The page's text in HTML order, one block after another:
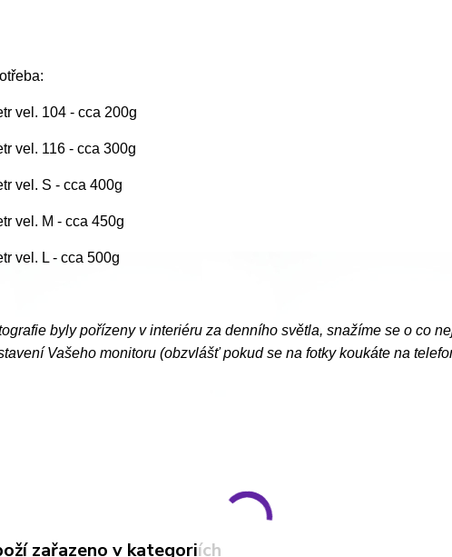
vel. 104 - cca 200g
vel. 116 - cca 300g
vel. S - cca 400g
vel. M - cca 450g
vel. L - cca 500g
byly pořízeny v interiéru za denního světla, snažíme se o co
Vašeho monitoru (obzvlášť pokud se na fotky koukáte na
zařazeno v kategoriích